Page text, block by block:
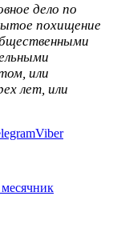
дело по
похищение
или
лет, или
Viber